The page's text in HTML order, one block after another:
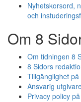
Nyhetskorsord,
och
Om 8
Om tidningen 8
8 Sidors
Tillgänglighet på
Ansvarig
Privacy policy